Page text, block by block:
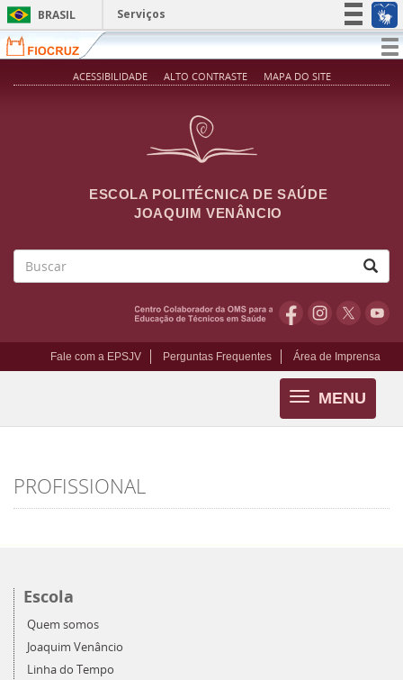
Pular para o conteúdo principal
BRASIL
Serviços
Simplifique!
Participe
ACESSIBILIDADE ALTO CONTRASTE MAPA DO SITE
ESCOLA POLITÉCNICA DE SAÚDE
JOAQUIM VENÂNCIO
Fale com a EPSJV Perguntas Frequentes Área de Imprensa
MENU
Toggle
navigation
PROFISSIONAL
Escola
Quem somos
Joaquim Venâncio
Linha do Tempo